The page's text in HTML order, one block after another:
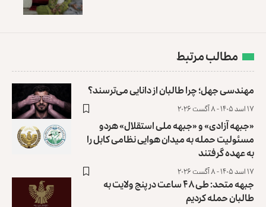
مطالب مرتبط
مهندسی جهل؛ چرا طالبان از دانایی می‌ترسند؟
۱۷ اسد ۱۴۰۵ - ۸ آگست ۲۰۲۶
«جبهه آزادی» و «جبهه ملی استقلال» هردو
مسئولیت حمله به میدان هوایی نظامی کابل را
به عهده گرفتند
۱۷ اسد ۱۴۰۵ - ۸ آگست ۲۰۲۶
جبهه متحد: طی ۴۸ ساعت در پنج ولایت به
طالبان حمله کردیم